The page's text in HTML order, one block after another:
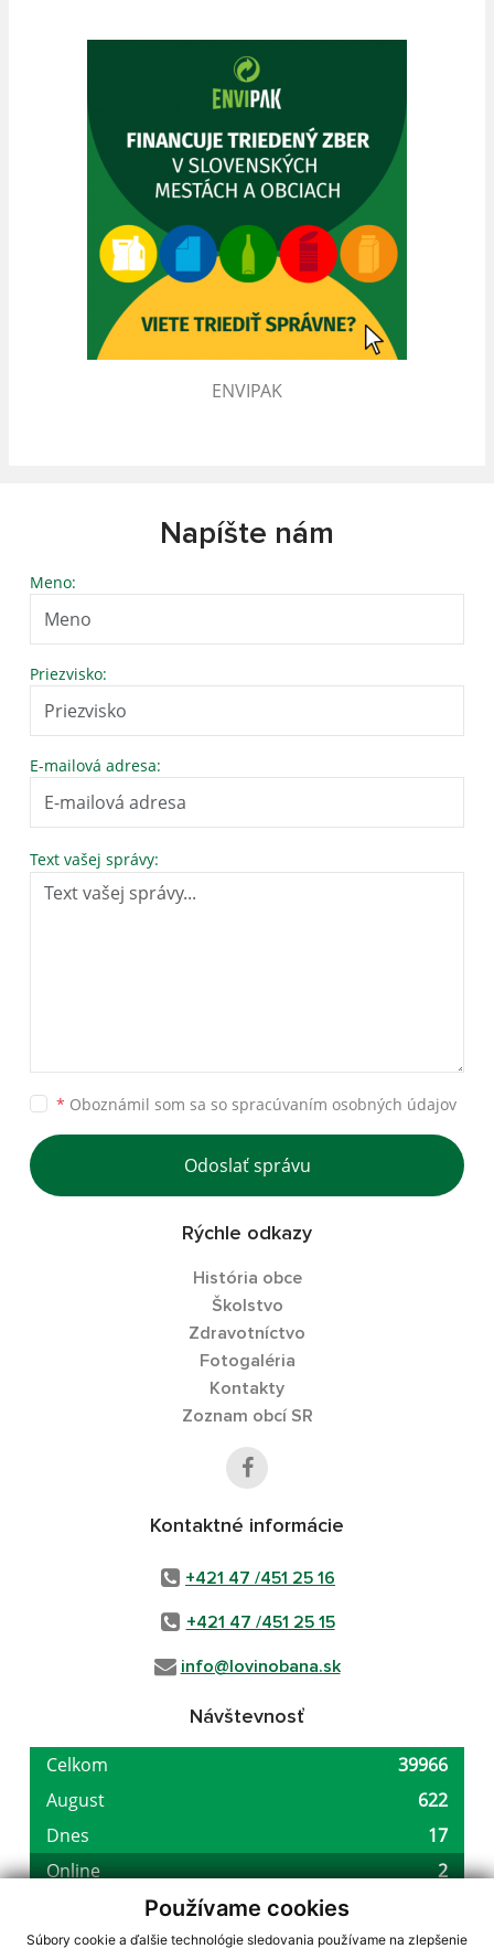
Používame cookies
Súbory cookie a ďalšie technológie sledovania používame na zlepšenie
ENVIPAK
Napíšte nám
Meno:
Priezvisko:
E-mailová adresa:
Text vašej správy:
* Oboznámil som sa so spracúvaním osobných údajov
Odoslať správu
Rýchle odkazy
História obce
Školstvo
Zdravotníctvo
Fotogaléria
Kontakty
Zoznam obcí SR
Kontaktné informácie
+421 47 /451 25 16
+421 47 /451 25 15
info@lovinobana.sk
Návštevnosť